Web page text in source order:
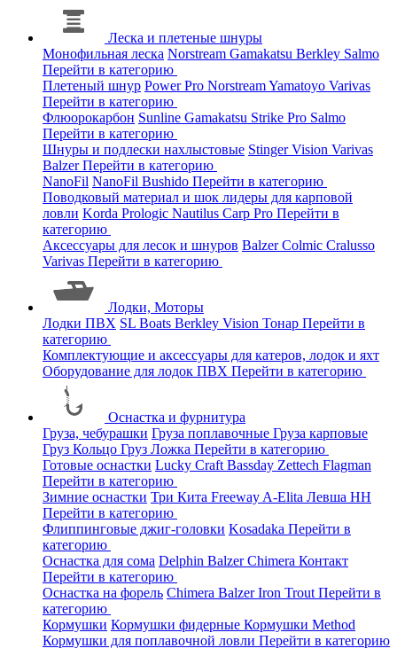
Леска и плетеные шнуры
Монофильная леска Norstream Gamakatsu Berkley Salmo
Перейти в категорию
Плетеный шнур Power Pro NorstreamYamatoyo Varivas
Перейти в категорию
Флюорокарбон Sunline Gamakatsu Strike Pro Salmo
Перейти в категорию
Шнуры и подлески нахлыстовые StingerVision Varivas
BalzerПерейти в категорию
NanoFil NanoFil Bushido Перейти в категорию
Поводковый материал и шок лидеры для карповой
ловли Korda Prologic Nautilus Carp Pro Перейти в
категорию
Аксессуары для лесок и шнуров BalzerColmic Cralusso
Varivas Перейти в категорию
Лодки, Моторы
Лодки ПВХ SL Boats Berkley Vision Тонар Перейти в
категорию
Комплектующие и аксессуары для катеров, лодок и яхт
Оборудование для лодок ПВХ Перейти в категорию
Оснастка и фурнитура
Груза, чебурашки Груза поплавочные Груза карповые
Груз Кольцо Груз Ложка Перейти в категорию
Готовые оснастки Lucky Craft Bassday Zettech Flagman
Перейти в категорию
Зимние оснастки Три Кита Freeway A-Elita Левша НН
Перейти в категорию
Флиппинговые джиг-головки Kosadaka Перейти в
категорию
Оснастка для сома Delphin BalzerChimera Контакт
Перейти в категорию
Оснастка на форель Chimera BalzerIron Trout Перейти в
категорию
Кормушки Кормушки фидерные Кормушки Method
Кормушки для поплавочной ловли Перейти в категорию